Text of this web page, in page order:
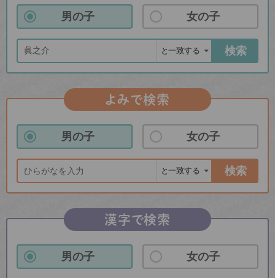
男の子 女の子
検索
よみで検索
男の子 女の子
検索
漢字で検索
男の子 女の子